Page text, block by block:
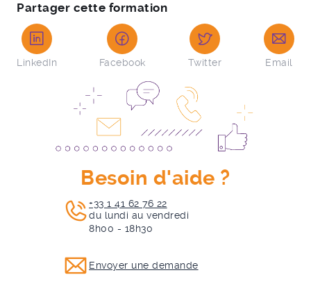
Partager cette formation
LinkedIn Facebook Twitter Email
Besoin d'aide ?
+33 1 41 62 76 22
du lundi au vendredi
8h00 - 18h30
Envoyer une demande